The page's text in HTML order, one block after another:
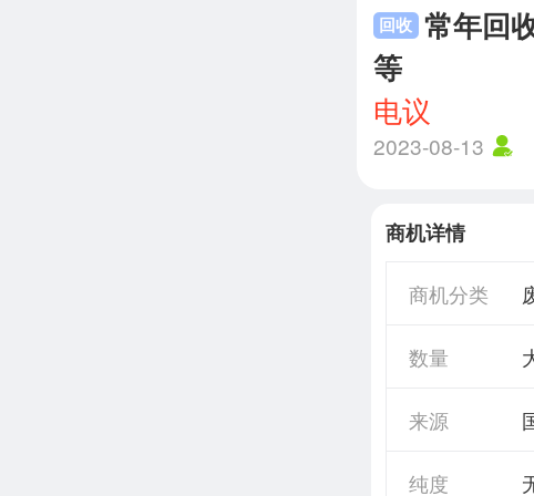
回收 常年回
等
电议
2023-08-13
商机详情
商机分类
数量
来源
纯度